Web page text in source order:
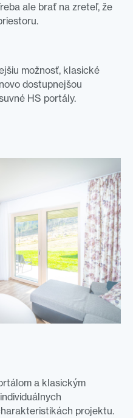
ale brať na zreteľ, že
možnosť, klasické
dostupnejšou
HS portály.
a klasickým
projektu.